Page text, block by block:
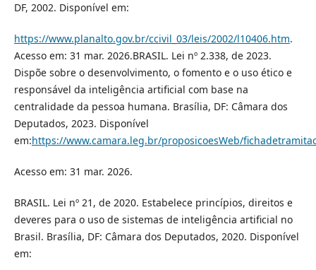
DF, 2002. Disponível em:
https://www.planalto.gov.br/ccivil_03/leis/2002/l10406.htm.
Acesso em: 31 mar. 2026.BRASIL. Lei nº 2.338, de 2023.
Dispõe sobre o desenvolvimento, o fomento e o uso ético e
responsável da inteligência artificial com base na
centralidade da pessoa humana. Brasília, DF: Câmara dos
Deputados, 2023. Disponível
em:https://www.camara.leg.br/proposicoesWeb/
Acesso em: 31 mar. 2026.
BRASIL. Lei nº 21, de 2020. Estabelece princípios, direitos e
deveres para o uso de sistemas de inteligência artificial no
Brasil. Brasília, DF: Câmara dos Deputados, 2020. Disponível
em: